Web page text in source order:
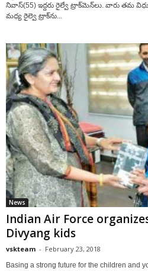
నివాస్‌(55) ఇద్దరు రైల్వే ట్రాక్‌మెన్‌లు. వారు తమ
మధ్య రైల్వె ట్రాక్‌ను...
News
Indian Air Force
Divyang kids
vskteam - February 23, 2018
Basing a strong future for the children and